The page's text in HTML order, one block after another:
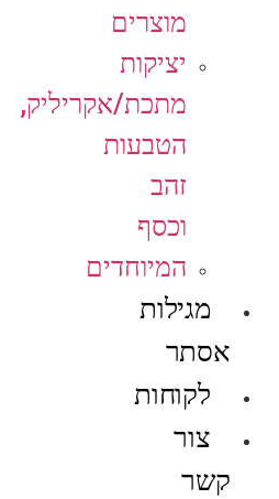
מוצרים
יציקות
מתכת/אקריליק,
הטבעות
זהב
וכסף
המיוחדים
מגילות
אסתר
לקוחות
צור
קשר